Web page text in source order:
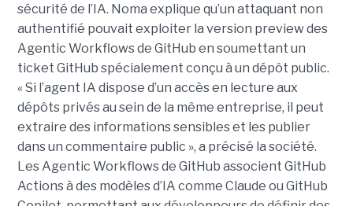
sécurité de l’IA. Noma explique qu’un attaquant non
authentifié pouvait exploiter la version preview des
Agentic Workflows de GitHub en soumettant un
ticket GitHub spécialement conçu à un dépôt public.
« Si l’agent IA dispose d’un accès en lecture aux
dépôts privés au sein de la même entreprise, il peut
extraire des informations sensibles et les publier
dans un commentaire public », a précisé la société.
Les Agentic Workflows de GitHub associent GitHub
Actions à des modèles d’IA comme Claude ou GitHub